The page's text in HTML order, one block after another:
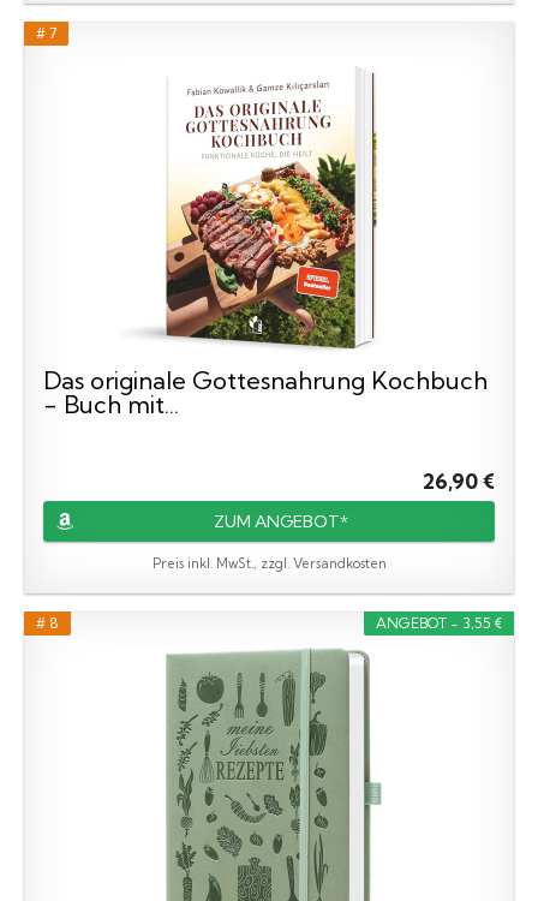
# 7
Das originale Gottesnahrung Kochbuch
- Buch mit...
26,90 €
ZUM ANGEBOT*
Preis inkl. MwSt., zzgl. Versandkosten
ANGEBOT - 3,55 €
# 8